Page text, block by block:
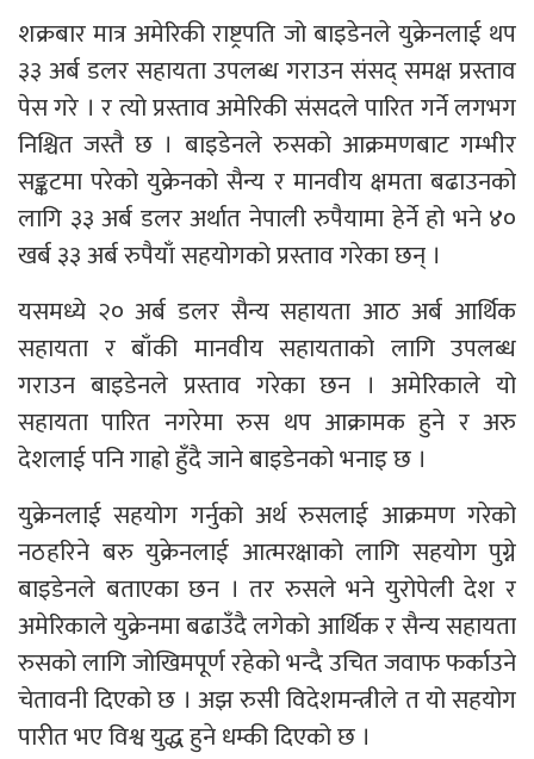
शक्रबार मात्र अमेरिकी राष्ट्रपति जो बाइडेनले युक्रेनलाई थप
३३ अर्ब डलर सहायता उपलब्ध गराउन संसद् समक्ष प्रस्ताव
पेस गरे । र त्यो प्रस्ताव अमेरिकी संसदले पारित गर्ने लगभग
निश्चित जस्तै छ । बाइडेनले रुसको आक्रमणबाट गम्भीर
सङ्कटमा परेको युक्रेनको सैन्य र मानवीय क्षमता बढाउनको
लागि ३३ अर्ब डलर अर्थात नेपाली रुपैयामा हेर्ने हो भने ४०
खर्ब ३३ अर्ब रुपैयाँ सहयोगको प्रस्ताव गरेका छन् ।
यसमध्ये २० अर्ब डलर सैन्य सहायता आठ अर्ब आर्थिक
सहायता र बाँकी मानवीय सहायताको लागि उपलब्ध
गराउन बाइडेनले प्रस्ताव गरेका छन । अमेरिकाले यो
सहायता पारित नगरेमा रुस थप आक्रामक हुने र अरु
देशलाई पनि गाह्रो हुँदै जाने बाइडेनको भनाइ छ ।
युक्रेनलाई सहयोग गर्नुको अर्थ रुसलाई आक्रमण गरेको
नठहरिने बरु युक्रेनलाई आत्मरक्षाको लागि सहयोग पुग्ने
बाइडेनले बताएका छन । तर रुसले भने युरोपेली देश र
अमेरिकाले युक्रेनमा बढाउँदै लगेको आर्थिक र सैन्य सहायता
रुसको लागि जोखिमपूर्ण रहेको भन्दै उचित जवाफ फर्काउने
चेतावनी दिएको छ । अझ रुसी विदेशमन्त्रीले त यो सहयोग
पारीत भए विश्व युद्ध हुने धम्की दिएको छ ।